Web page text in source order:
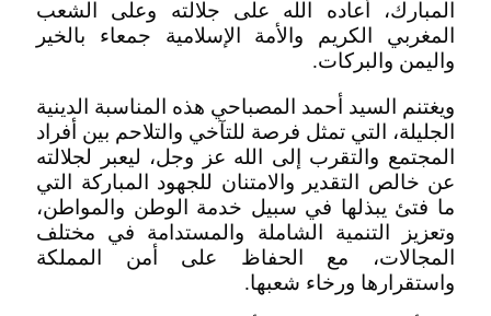
المبارك، أعاده الله على جلالته وعلى الشعب
المغربي الكريم والأمة الإسلامية جمعاء بالخير
واليمن والبركات.
ويغتنم السيد أحمد المصباحي هذه المناسبة الدينية
الجليلة، التي تمثل فرصة للتآخي والتلاحم بين أفراد
المجتمع والتقرب إلى الله عز وجل، ليعبر لجلالته
عن خالص التقدير والامتنان للجهود المباركة التي
ما فتئ يبذلها في سبيل خدمة الوطن والمواطن،
وتعزيز التنمية الشاملة والمستدامة في مختلف
المجالات، مع الحفاظ على أمن المملكة
واستقرارها ورخاء شعبها.